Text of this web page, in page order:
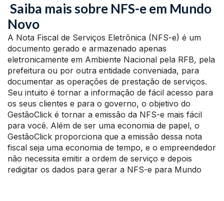
Saiba mais sobre NFS-e em Mundo
Novo
A Nota Fiscal de Serviços Eletrônica (NFS-e) é um
documento gerado e armazenado apenas
eletronicamente em Ambiente Nacional pela RFB, pela
prefeitura ou por outra entidade conveniada, para
documentar as operações de prestação de serviços.
Seu intuito é tornar a informação de fácil acesso para
os seus clientes e para o governo, o objetivo do
GestãoClick é tornar a emissão da NFS-e mais fácil
para você. Além de ser uma economia de papel, o
GestãoClick proporciona que a emissão dessa nota
fiscal seja uma economia de tempo, e o empreendedor
não necessita emitir a ordem de serviço e depois
redigitar os dados para gerar a NFS-e para Mundo